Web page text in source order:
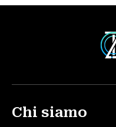
Chi siamo